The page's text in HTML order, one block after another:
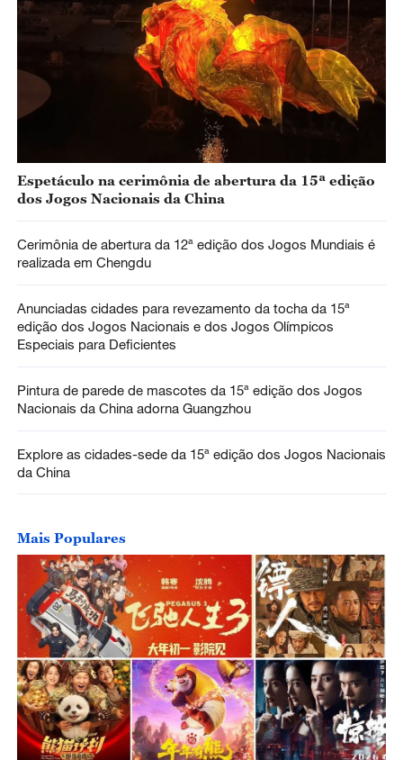
Espetáculo na cerimônia de abertura da 15ª edição
dos Jogos Nacionais da China
Cerimônia de abertura da 12ª edição dos Jogos Mundiais é
realizada em Chengdu
Anunciadas cidades para revezamento da tocha da 15ª
edição dos Jogos Nacionais e dos Jogos Olímpicos
Especiais para Deficientes
Pintura de parede de mascotes da 15ª edição dos Jogos
Nacionais da China adorna Guangzhou
Explore as cidades-sede da 15ª edição dos Jogos Nacionais
da China
Mais Populares